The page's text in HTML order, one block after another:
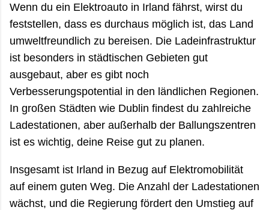
Wenn du ein Elektroauto in Irland fährst, wirst du
feststellen, dass es durchaus möglich ist, das Land
umweltfreundlich zu bereisen. Die Ladeinfrastruktur
ist besonders in städtischen Gebieten gut
ausgebaut, aber es gibt noch
Verbesserungspotential in den ländlichen Regionen.
In großen Städten wie Dublin findest du zahlreiche
Ladestationen, aber außerhalb der Ballungszentren
ist es wichtig, deine Reise gut zu planen.
Insgesamt ist Irland in Bezug auf Elektromobilität
auf einem guten Weg. Die Anzahl der Ladestationen
wächst, und die Regierung fördert den Umstieg auf